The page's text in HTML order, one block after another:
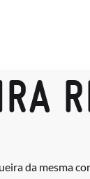
da mesma